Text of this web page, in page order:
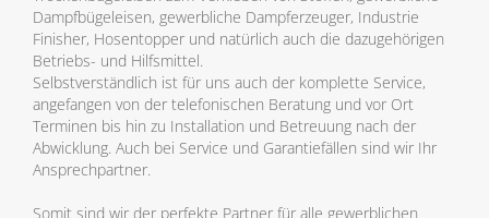
Dampfbügeleisen, gewerbliche Dampferzeuger, Industrie
Finisher, Hosentopper und natürlich auch die dazugehörigen
Betriebs- und Hilfsmittel.
Selbstverständlich ist für uns auch der komplette Service,
angefangen von der telefonischen Beratung und vor Ort
Terminen bis hin zu Installation und Betreuung nach der
Abwicklung. Auch bei Service und Garantiefällen sind wir Ihr
Ansprechpartner.
Somit sind wir der perfekte Partner für alle gewerblichen